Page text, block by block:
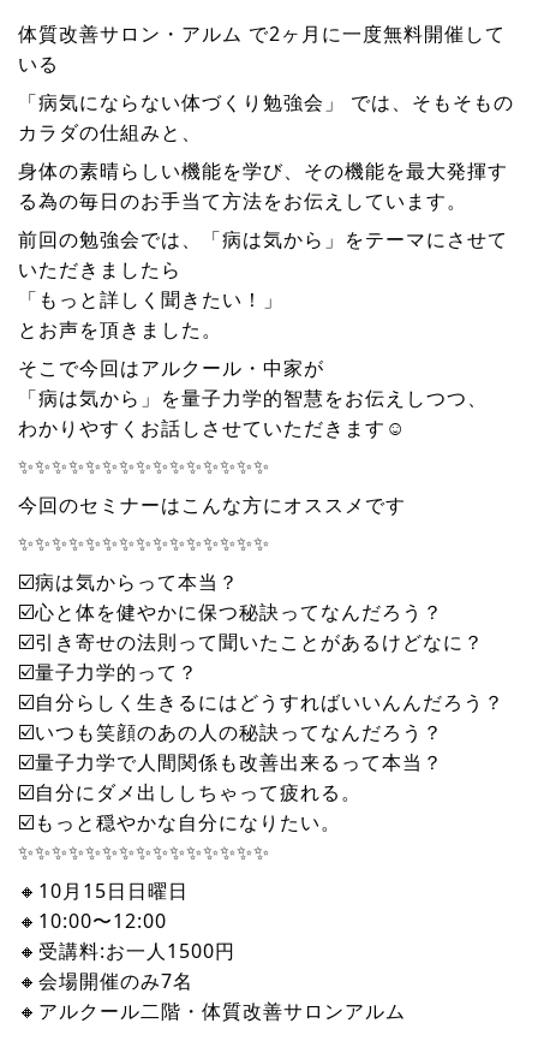
体質改善サロン・アルム で2ヶ月に一度無料開催して
いる
「病気にならない体づくり勉強会」 では、そもそもの
カラダの仕組みと、
身体の素晴らしい機能を学び、その機能を最大発揮す
る為の毎日のお手当て方法をお伝えしています。
前回の勉強会では、「病は気から」をテーマにさせて
いただきましたら
「もっと詳しく聞きたい！」
とお声を頂きました。
そこで今回はアルクール・中家が
「病は気から」を量子力学的智慧をお伝えしつつ、
わかりやすくお話しさせていただきます☺️
✨✨✨✨✨✨✨✨✨✨✨✨✨✨✨
今回のセミナーはこんな方にオススメです
✨✨✨✨✨✨✨✨✨✨✨✨✨✨✨
☑️病は気からって本当？
☑️心と体を健やかに保つ秘訣ってなんだろう？
☑️引き寄せの法則って聞いたことがあるけどなに？
☑️量子力学的って？
☑️自分らしく生きるにはどうすればいいんんだろう？
☑️いつも笑顔のあの人の秘訣ってなんだろう？
☑️量子力学で人間関係も改善出来るって本当？
☑️自分にダメ出ししちゃって疲れる。
☑️もっと穏やかな自分になりたい。
✨✨✨✨✨✨✨✨✨✨✨✨✨✨✨
🔸10月15日日曜日
🔸10:00〜12:00
🔸受講料:お一人1500円
🔸会場開催のみ7名
🔸アルクール二階・体質改善サロンアルム